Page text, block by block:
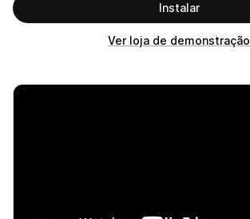
Instalar
Ver loja de demonstração